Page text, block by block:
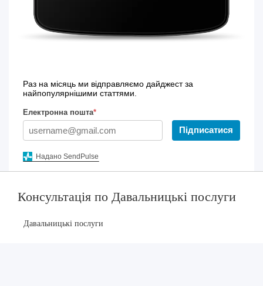
Раз на місяць ми відправляємо дайджест за
найпопулярнішими статтями.
Електронна пошта*
Підписатися
Надано SendPulse
Консультація по Давальницькі послуги
Давальницькі послуги